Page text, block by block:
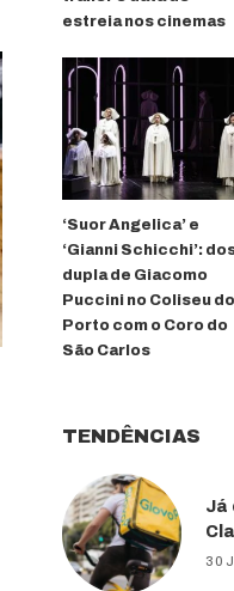
estreia nos cinemas
‘Suor Angelica’ e
‘Gianni Schicchi’:
dupla de Giacomo
Puccini no Coliseu do
Porto com o Coro do
São Carlos
TENDÊNCIAS
Já
30